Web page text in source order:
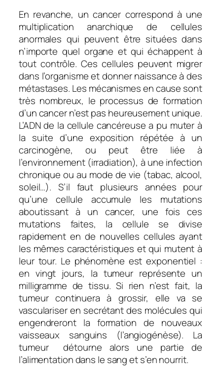
En revanche, un cancer correspond à une
multiplication anarchique de cellules
anormales qui peuvent être situées dans
n’importe quel organe et qui échappent à
tout contrôle. Ces cellules peuvent migrer
dans l’organisme et donner naissance à des
métastases. Les mécanismes en cause sont
très nombreux, le processus de formation
d’un cancer n’est pas heureusement unique.
L’ADN de la cellule cancéreuse a pu muter à
la suite d’une exposition répétée à un
carcinogène, ou peut être liée à
l’environnement (irradiation), à une infection
chronique ou au mode de vie (tabac, alcool,
soleil…). S’il faut plusieurs années pour
qu’une cellule accumule les mutations
aboutissant à un cancer, une fois ces
mutations faites, la cellule se divise
rapidement en de nouvelles cellules ayant
les mêmes caractéristiques et qui mutent à
leur tour. Le phénomène est exponentiel :
en vingt jours, la tumeur représente un
milligramme de tissu. Si rien n’est fait, la
tumeur continuera à grossir, elle va se
vasculariser en secrétant des molécules qui
engendreront la formation de nouveaux
vaisseaux sanguins (l’angiogénèse). La
tumeur détourne alors une partie de
l’alimentation dans le sang et s’en nourrit.